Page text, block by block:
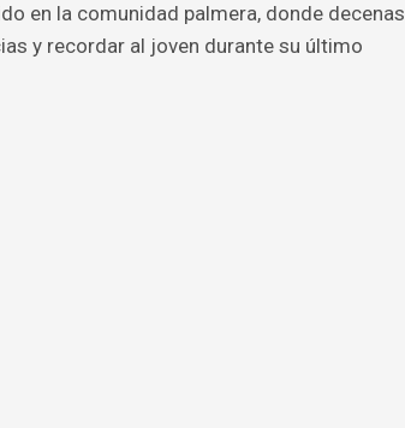
en la comunidad palmera, donde decenas
y recordar al joven durante su último